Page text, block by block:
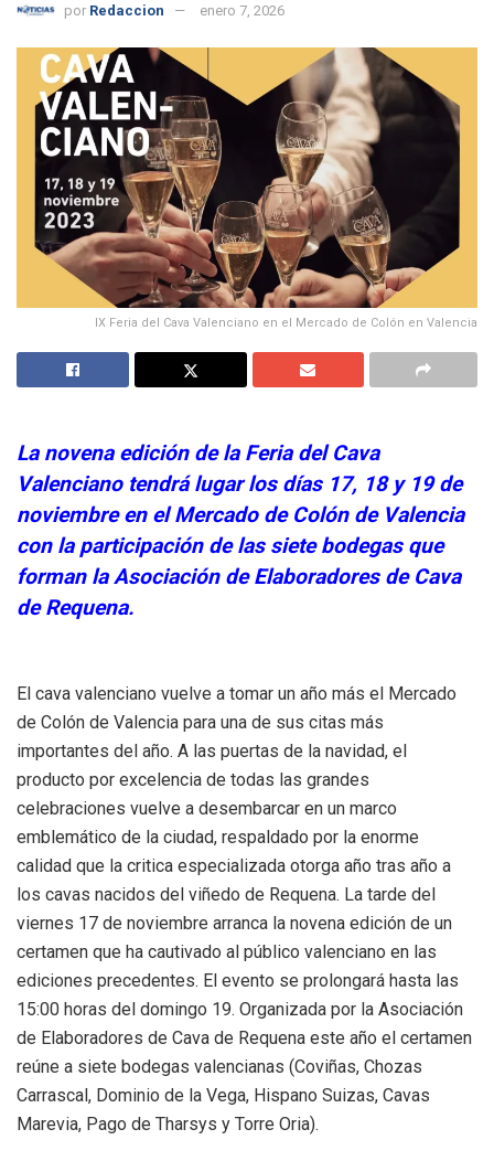
por Redaccion enero 7, 2026
IX Feria del Cava Valenciano en el Mercado de Colón en Valencia
La novena edición de la Feria del Cava
Valenciano tendrá lugar los días 17, 18 y 19 de
noviembre en el Mercado de Colón de Valencia
con la participación de las siete bodegas que
forman la Asociación de Elaboradores de Cava
de Requena.
El cava valenciano vuelve a tomar un año más el Mercado
de Colón de Valencia para una de sus citas más
importantes del año. A las puertas de la navidad, el
producto por excelencia de todas las grandes
celebraciones vuelve a desembarcar en un marco
emblemático de la ciudad, respaldado por la enorme
calidad que la critica especializada otorga año tras año a
los cavas nacidos del viñedo de Requena. La tarde del
viernes 17 de noviembre arranca la novena edición de un
certamen que ha cautivado al público valenciano en las
ediciones precedentes. El evento se prolongará hasta las
15:00 horas del domingo 19. Organizada por la Asociación
de Elaboradores de Cava de Requena este año el certamen
reúne a siete bodegas valencianas (Coviñas, Chozas
Carrascal, Dominio de la Vega, Hispano Suizas, Cavas
Marevia, Pago de Tharsys y Torre Oria).